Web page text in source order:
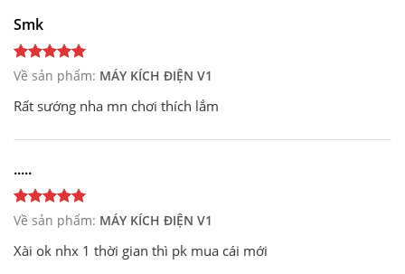
Smk
Về sản phẩm: MÁY KÍCH ĐIỆN V1
Rất sướng nha mn chơi thích lắm
.....
Về sản phẩm: MÁY KÍCH ĐIỆN V1
Xài ok nhx 1 thời gian thì pk mua cái mới